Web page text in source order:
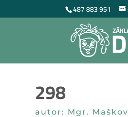
487 883 951
298
autor: Mgr.